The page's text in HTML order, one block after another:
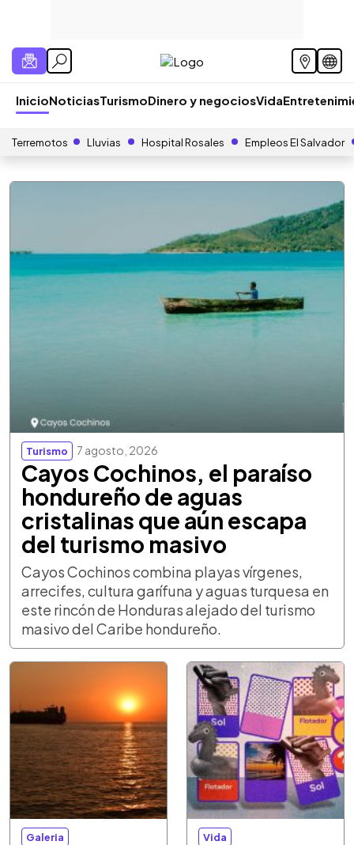
InicioNoticiasTurismoDinero y negociosVida
Terremotos Lluvias Hospital Rosales Empleos El Salvador
Turismo 7 agosto, 2026
Cayos Cochinos, el paraíso
hondureño de aguas
cristalinas que aún escapa
del turismo masivo
Cayos Cochinos combina playas vírgenes,
arrecifes, cultura garífuna y aguas turquesa en
este rincón de Honduras alejado del turismo
masivo del Caribe hondureño.
Galeria Vida